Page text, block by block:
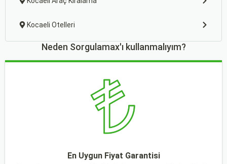
Kocaeli Otelleri
Neden Sorgulamax'ı kullanmalıyım?
En Uygun Fiyat Garantisi